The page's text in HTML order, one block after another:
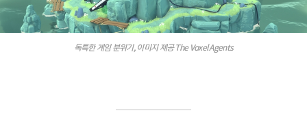
독특한 게임 분위기, 이미지 제공 The Voxel Agents